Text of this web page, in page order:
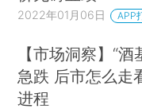
2022年01月06日 APP
【市场洞察】“酒
急跌 后市怎么走
进程